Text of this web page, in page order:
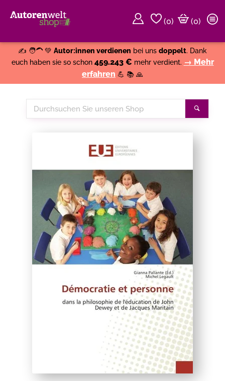
(0)
(0)
✍️ 🧑‍🦱 💚 Autor:innen verdienen bei uns doppelt. Dank
euch haben sie so schon 459.243 € mehr verdient. → Mehr
erfahren 💪 📚 🙏
Durchsuchen
Sie